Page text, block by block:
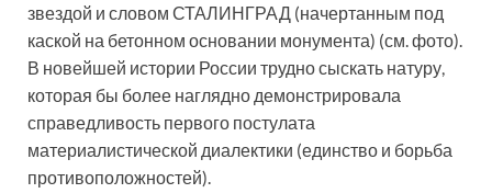
звездой и словом СТАЛИНГРАД (начертанным под
каской на бетонном основании монумента) (см. фото).
В новейшей истории России трудно сыскать натуру,
которая бы более наглядно демонстрировала
справедливость первого постулата
материалистической диалектики (единство и борьба
противоположностей).